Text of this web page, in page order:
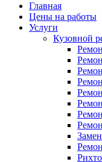
Главная
Цены на работы
Услуги
Кузовной